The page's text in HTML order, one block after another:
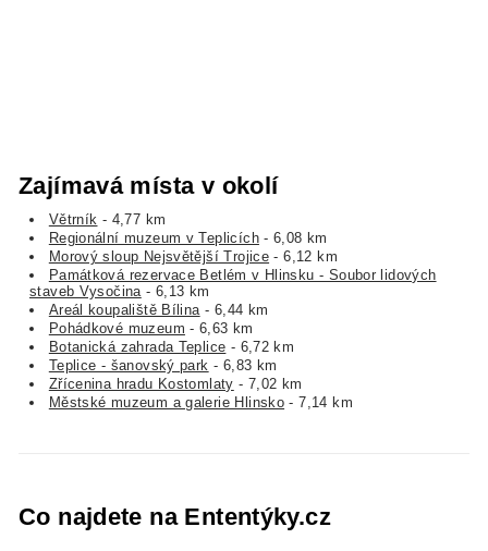
Zajímavá místa v okolí
Větrník - 4,77 km
Regionální muzeum v Teplicích- 6,08 km
Morový sloup Nejsvětější Trojice - 6,12 km
Památková rezervace Betlém v Hlinsku - Soubor lidových
staveb Vysočina - 6,13 km
Areál koupaliště Bílina - 6,44 km
Pohádkové muzeum - 6,63 km
Botanická zahrada Teplice - 6,72 km
Teplice - šanovský park - 6,83 km
Zřícenina hradu Kostomlaty - 7,02 km
Městské muzeum a galerie Hlinsko - 7,14 km
Co najdete na Ententýky.cz